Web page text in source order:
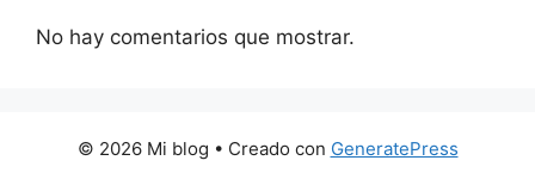
No hay comentarios que mostrar.
© 2026 Mi blog • Creado con GeneratePress